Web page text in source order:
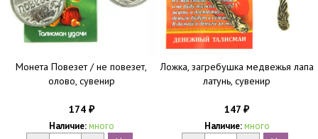
Монета Повезет / не повезет,
олово, сувенир
174 ₽
Наличие: много
Ложка, загребушка медвежья лапа
латунь, сувенир
147 ₽
Наличие: много